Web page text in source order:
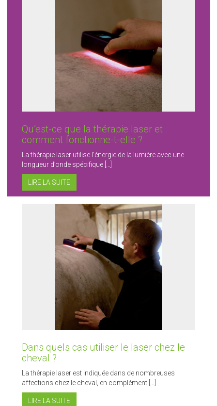
Qu’est-ce que la thérapie laser et
comment fonctionne-t-elle ?
La thérapie laser utilise l’énergie de la lumière avec une
longueur d’onde spécifique […]
LIRE LA SUITE
Dans quels cas utiliser le laser chez le
cheval ?
La thérapie laser est indiquée dans de nombreuses
affections chez le cheval, en complément […]
LIRE LA SUITE